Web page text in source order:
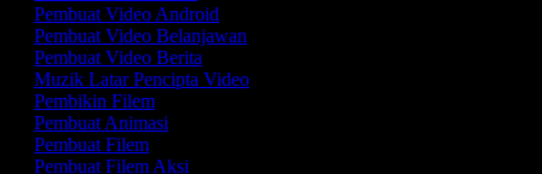
Pembuat Video Android
Pembuat Video Belanjawan
Pembuat Video Berita
Muzik Latar Pencipta Video
Pembikin Filem
Pembuat Animasi
Pembuat Filem
Pembuat Filem Aksi